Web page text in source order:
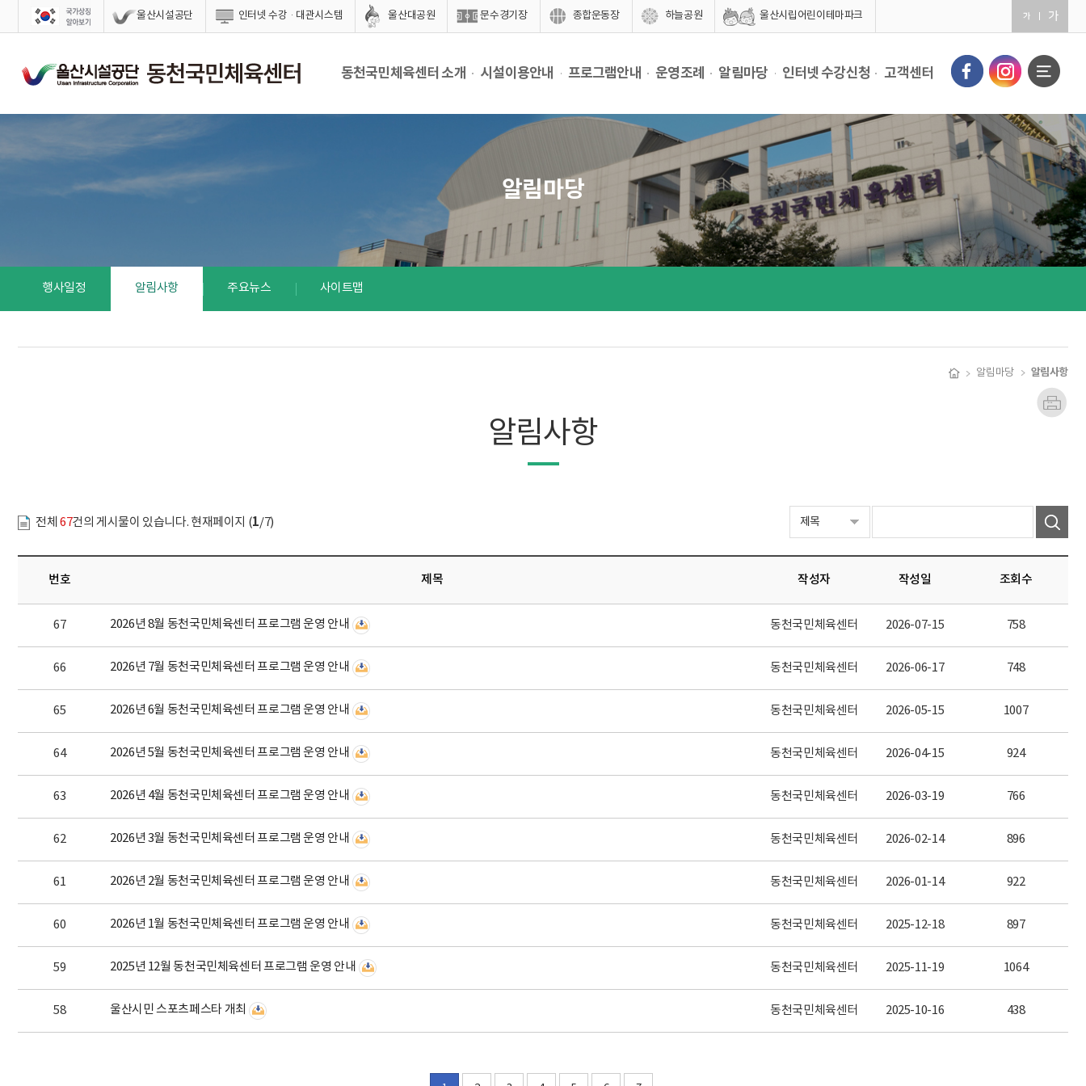
스킵네비게이션 울산시설공단 인터넷 수강·대관시스템 울산대공원 문수경기장 종합운동장 하늘공원 울산시립어린이테마파크
동천국민체육센터 소개 시설이용안내 프로그램안내 운영조례 알림마당 인터넷 수강신청 고객센터
알림마당
행사일정 알림사항 주요뉴스 사이트맵
알림마당 알림사항
알림사항
알림사항 시작
전체 67건의 게시물이 있습니다. 현재페이지 (1/7)
번호 제목 작성자 작성일 조회수
67 2026년 8월 동천국민체육센터 프로그램 운영 안내 동천국민체육센터 2026-07-15 758
66 2026년 7월 동천국민체육센터 프로그램 운영 안내 동천국민체육센터 2026-06-17 748
65 2026년 6월 동천국민체육센터 프로그램 운영 안내 동천국민체육센터 2026-05-15 1007
64 2026년 5월 동천국민체육센터 프로그램 운영 안내 동천국민체육센터 2026-04-15 924
63 2026년 4월 동천국민체육센터 프로그램 운영 안내 동천국민체육센터 2026-03-19 766
62 2026년 3월 동천국민체육센터 프로그램 운영 안내 동천국민체육센터 2026-02-14 896
61 2026년 2월 동천국민체육센터 프로그램 운영 안내 동천국민체육센터 2026-01-14 922
60 2026년 1월 동천국민체육센터 프로그램 운영 안내 동천국민체육센터 2025-12-18 897
59 2025년 12월 동천국민체육센터 프로그램 운영 안내 동천국민체육센터 2025-11-19 1064
58 울산시민 스포츠페스타 개최 동천국민체육센터 2025-10-16 438